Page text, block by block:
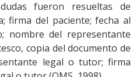
fueron resueltas de
firma del paciente; fecha al
nombre del representante
copia del documento de
legal o tutor; firma